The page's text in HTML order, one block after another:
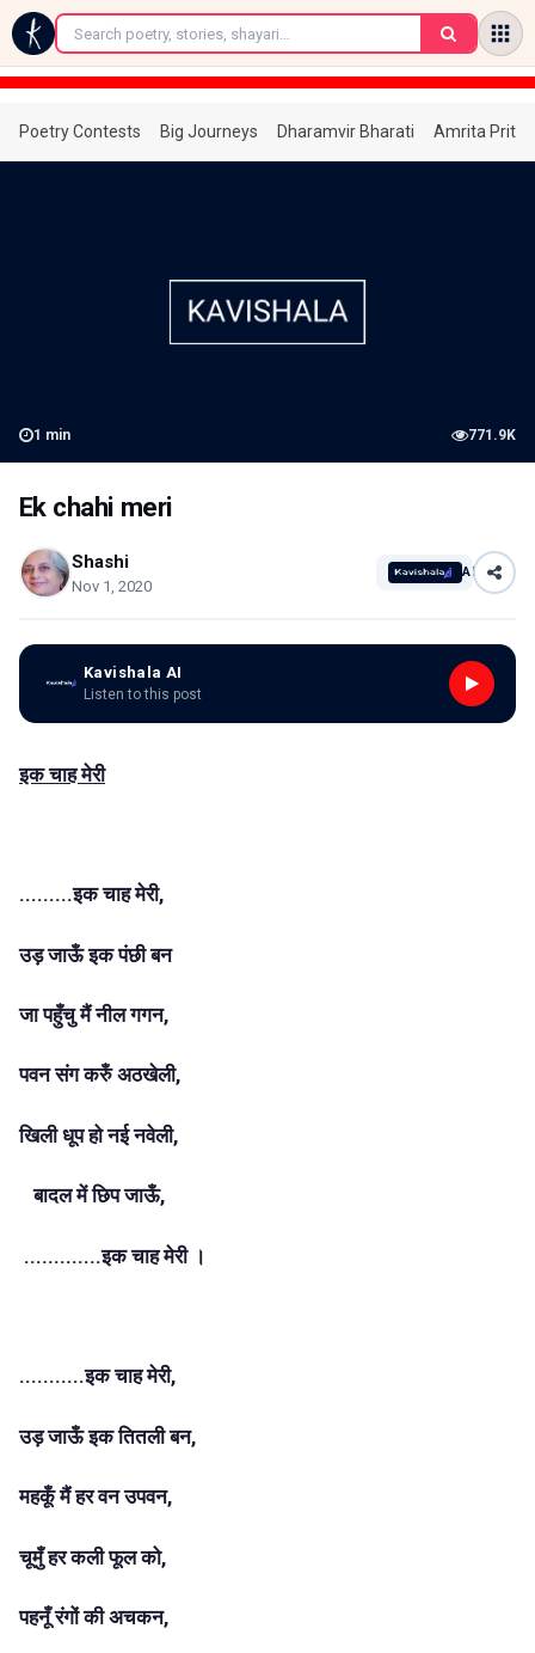
←
Poetry Contests Big Journeys Dharamvir Bharati Amrita
1 min 771.9K
Ek chahi meri
Shashi
Nov 1, 2020
AI
Kavishala AI
Listen to this post
इक चाह मेरी
.........इक चाह मेरी,
उड़ जाऊँ इक पंछी बन
जा पहुँचु मैं नील गगन,
पवन संग करुँ अठखेली,
खिली धूप हो नई नवेली,
बादल में छिप जाऊँ,
.............इक चाह मेरी ।
...........इक चाह मेरी,
उड़ जाऊँ इक तितली बन,
महकूँ मैं हर वन उपवन,
चूमुँ हर कली फूल को,
पहनूँ रंगों की अचकन,